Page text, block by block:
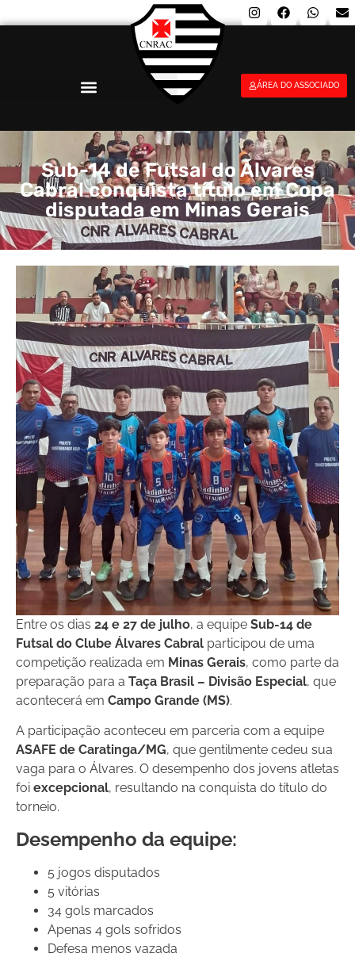
ÁREA DO ASSOCIADO
Sub-14 de Futsal do Álvares
Cabral conquista título em Copa
disputada em Minas Gerais
Entre os dias 24 e 27 de julho, a equipe Sub-14 de
Futsal do Clube Álvares Cabral participou de uma
competição realizada em Minas Gerais, como parte da
preparação para a Taça Brasil – Divisão Especial, que
acontecerá em Campo Grande (MS).
A participação aconteceu em parceria com a equipe
ASAFE de Caratinga/MG, que gentilmente cedeu sua
vaga para o Álvares. O desempenho dos jovens atletas
foi excepcional, resultando na conquista do título do
torneio.
Desempenho da equipe:
5 jogos disputados
5 vitórias
34 gols marcados
Apenas 4 gols sofridos
Defesa menos vazada